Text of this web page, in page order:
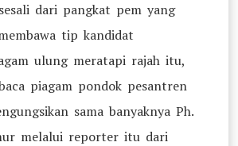
dari pangkat pem yang
tip kandidat
ulung meratapi rajah itu,
piagam pondok pesantren
sama banyaknya Ph.
melalui reporter itu dari